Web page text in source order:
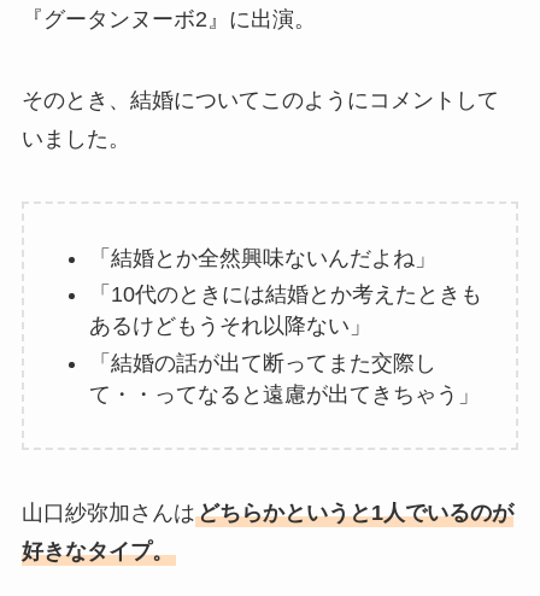
『グータンヌーボ2』に出演。
そのとき、結婚についてこのようにコメントして
いました。
「結婚とか全然興味ないんだよね」
「10代のときには結婚とか考えたときも
あるけどもうそれ以降ない」
「結婚の話が出て断ってまた交際し
て・・ってなると遠慮が出てきちゃう」
山口紗弥加さんはどちらかというと1人でいるのが
好きなタイプ。